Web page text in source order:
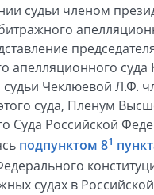
судьи членом
апелляционного суда
судьи Чеклюевой Л.Ф.
суда, Пленум
Суда Российской
подпунктом 81
судах в